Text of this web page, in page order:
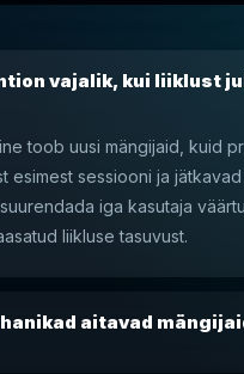
vajalik, kui liiklust
toob uusi mängijaid, kuid
esimest sessiooni ja jätkavad
iga kasutaja
liikluse tasuvust.
aitavad